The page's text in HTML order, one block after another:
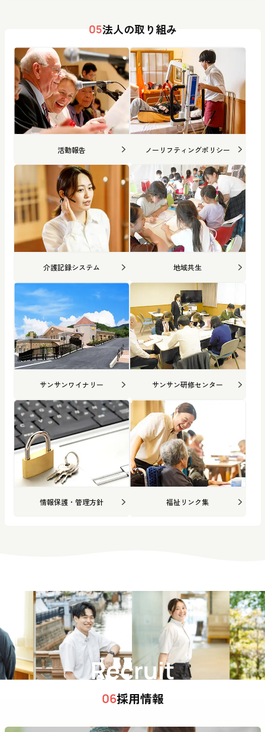
05法人の取り組み
活動報告 ノーリフティングポリシー
介護記録システム 地域共生
サンサンワイナリー サンサン研修センター
情報保護・管理方針 福祉リンク集
Recruit
06採用情報